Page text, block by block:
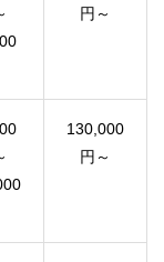
円～
130,000
円～